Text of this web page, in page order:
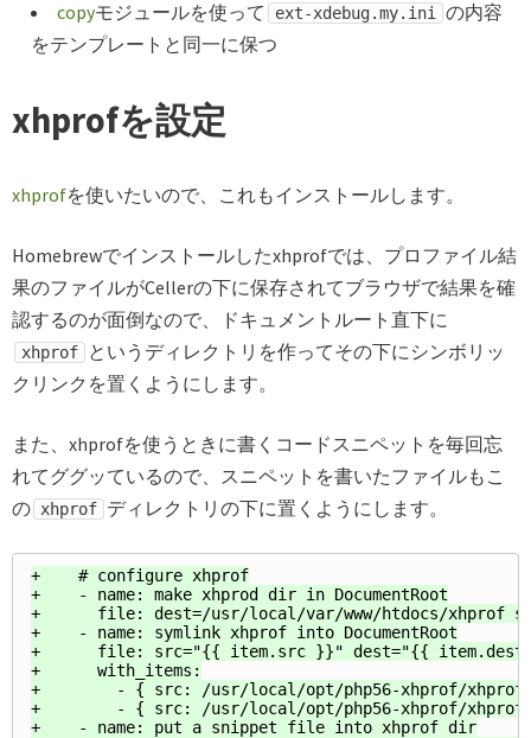
copyモジュールを使って ext-xdebug.my.ini の内容
をテンプレートと同一に保つ
xhprofを設定
xhprofを使いたいので、これもインストールします。
Homebrewでインストールしたxhprofでは、プロファイル結
果のファイルがCellerの下に保存されてブラウザで結果を確
認するのが面倒なので、ドキュメントルート直下に
xhprof
というディレクトリを作ってその下にシンボリッ
クリンクを置くようにします。
また、xhprofを使うときに書くコードスニペットを毎回忘
れてググッているので、スニペットを書いたファイルもこ
の xhprof ディレクトリの下に置くようにします。
+    # configure xhprof
+    - name: make xhprod dir in DocumentRoot
+      file: dest=/usr/local/var/www/htdocs/xhprof
+    - name: symlink xhprof into DocumentRoot
+      file: src="{{ item.src }}" dest="{{ item.dest
+      with_items:
+        - { src: /usr/local/opt/php56-xhprof/
+        - { src: /usr/local/opt/php56-xhprof/
+    - name: put a snippet file into xhprof dir